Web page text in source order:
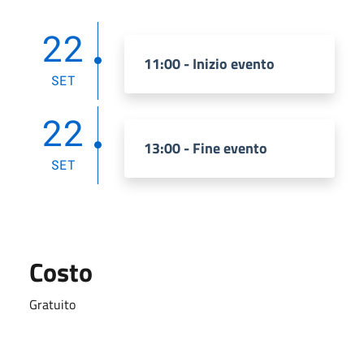
22
SET
11:00 - Inizio evento
22
SET
13:00 - Fine evento
Costo
Gratuito